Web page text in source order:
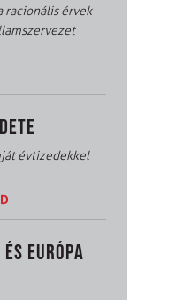
racionális érvek
évtizedekkel
EURÓPA